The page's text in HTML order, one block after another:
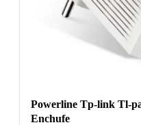
Powerline Tp-link Tl-
Enchufe